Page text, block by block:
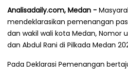
Analisadaily.com, Medan -
mendeklarasikan pemenangan
dan wakil wali kota Medan, Nomor
dan Abdul Rani di Pilkada Medan
Pada Deklarasi Pemenangan